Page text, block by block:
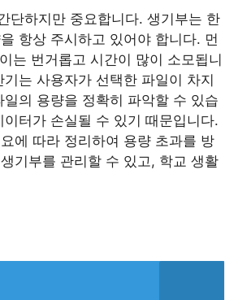
단하지만 중요합니다. 생기부는 한
항상 주시하고 있어야 합니다. 먼
는 번거롭고 시간이 많이 소모됩니
는 사용자가 선택한 파일이 차지
의 용량을 정확히 파악할 수 있습
터가 손실될 수 있기 때문입니다.
에 따라 정리하여 용량 초과를 방
기부를 관리할 수 있고, 학교 생활